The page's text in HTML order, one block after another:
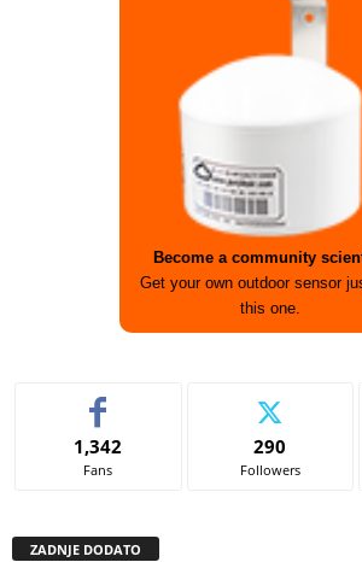
Become a community
Get your own outdoor sensor
this one.
1,342
Fans
290
Followers
ZADNJE DODATO